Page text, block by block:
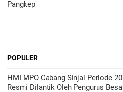
Pangkep
POPULER
HMI MPO Cabang Sinjai Periode
Resmi Dilantik Oleh Pengurus